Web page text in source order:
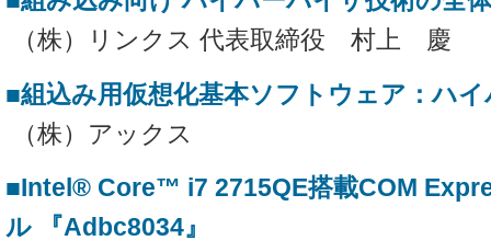
（株）リンクス 代表取締役 村上 慶
■組込み用仮想化基本ソフトウェア：ハ
（株）アックス
■Intel® Core™ i7 2715QE搭載COM
ル 『Adbc8034』